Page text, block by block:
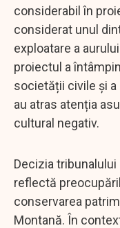
considerabil în
considerat unul
exploatare a
proiectul a
societății civile și a
au atras atenția
cultural negativ.
Decizia
reflectă
conservarea
Montană. În